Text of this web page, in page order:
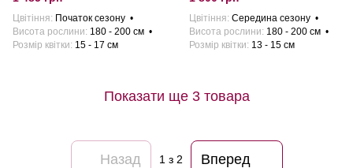
Цвітіння
Початок сезону
Висота рослини 180 - 200 см
Розмiр квiтки 15 - 17 см
Цвітіння Середина сезону
Висота рослини 180 - 200 см
Розмiр квiтки 13 - 15 см
Показати ще 3 товара
Назад 1з 2 Вперед